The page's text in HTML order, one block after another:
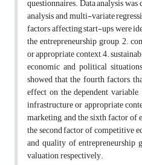
questionnaires. Data analysis
analysis and multi-variate
factors affecting start-ups were
the entrepreneurship group, 2.
or appropriate context, 4.
economic and political
showed that the fourth factors,
effect on the dependent
infrastructure or appropriate
marketing, and the sixth factor
the second factor of competitive
and quality of entrepreneurship
valuation, respectively.